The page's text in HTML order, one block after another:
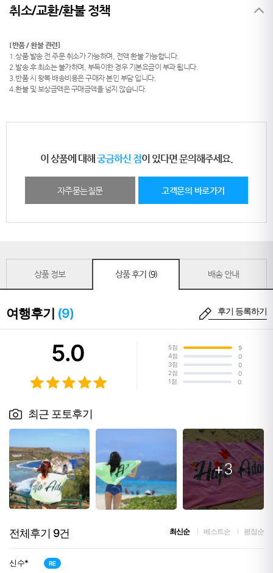
취소/교환/환불 정책
[반품 / 환불 관련]
1.상품 발송 전 주문 취소가 가능하며, 전액 환불 가능합니다.
2.발송 후 최소는 불가하며, 부득이한 경우 기본요금이 부과 됩니다.
3.반품 시 왕복 배송비용은 구매자 본인 부담 입니다.
4.환불 및 보상금액은 구매금액을 넘지 않습니다.
이 상품에 대해 궁금하신 점이 있다면 문의해주세요.
자주묻는질문 고객문의 바로가기
상품 정보 상품 후기 (9) 배송 안내
여행후기 (9) 후기 등록하기
5.0 5점
9
4점
0
3점
0
2점
0
1점
0
최근 포토후기
+3
전체후기 9건 최신순 베스트순 평점순
신수* RE